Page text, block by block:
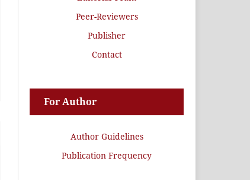
Peer-Reviewers
Publisher
Contact
For Author
Author Guidelines
Publication Frequency